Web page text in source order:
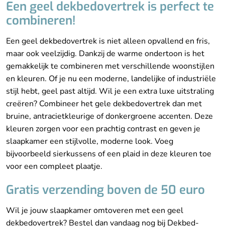
Een geel dekbedovertrek is perfect te
combineren!
Een geel dekbedovertrek is niet alleen opvallend en fris,
maar ook veelzijdig. Dankzij de warme ondertoon is het
gemakkelijk te combineren met verschillende woonstijlen
en kleuren. Of je nu een moderne, landelijke of industriële
stijl hebt, geel past altijd. Wil je een extra luxe uitstraling
creëren? Combineer het gele dekbedovertrek dan met
bruine, antracietkleurige of donkergroene accenten. Deze
kleuren zorgen voor een prachtig contrast en geven je
slaapkamer een stijlvolle, moderne look. Voeg
bijvoorbeeld sierkussens of een plaid in deze kleuren toe
voor een compleet plaatje.
Gratis verzending boven de 50 euro
Wil je jouw slaapkamer omtoveren met een geel
dekbedovertrek? Bestel dan vandaag nog bij Dekbed-